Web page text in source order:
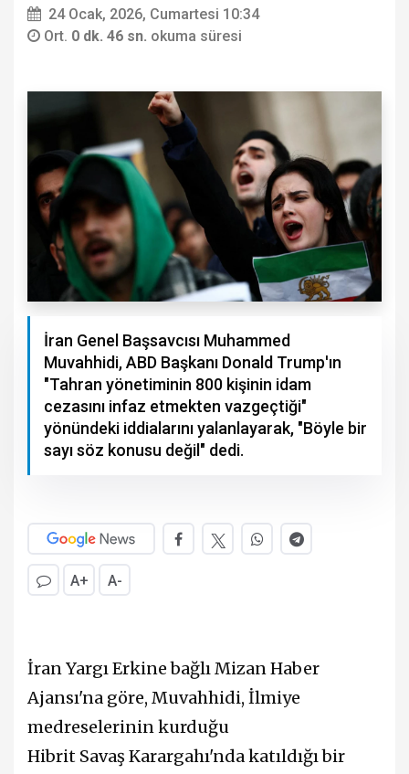
24 Ocak, 2026, Cumartesi 10:34
Ort. 0 dk. 46 sn. okuma süresi
İran Genel Başsavcısı Muhammed
Muvahhidi, ABD Başkanı Donald Trump'ın
"Tahran yönetiminin 800 kişinin idam
cezasını infaz etmekten vazgeçtiği"
yönündeki iddialarını yalanlayarak, "Böyle bir
sayı söz konusu değil" dedi.
A+ A-
İran Yargı Erkine bağlı Mizan Haber
Ajansı'na göre, Muvahhidi, İlmiye
medreselerinin kurduğu
Hibrit Savaş Karargahı'nda katıldığı bir